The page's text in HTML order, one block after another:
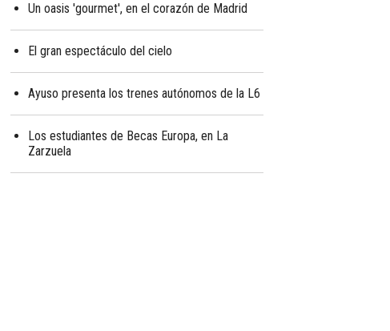
Un oasis 'gourmet', en el corazón de Madrid
El gran espectáculo del cielo
Ayuso presenta los trenes autónomos de la L6
Los estudiantes de Becas Europa, en La
Zarzuela